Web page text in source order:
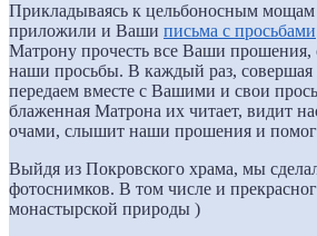
Прикладываясь к цельбоносным
приложили и Ваши письма с просьбами
Матрону прочесть все Ваши прошения,
наши просьбы. В каждый раз,
передаем вместе с Вашими и свои
блаженная Матрона их читает, видит
очами, слышит наши прошения и
Выйдя из Покровского храма, мы
фотоснимков. В том числе и
монастырской природы )